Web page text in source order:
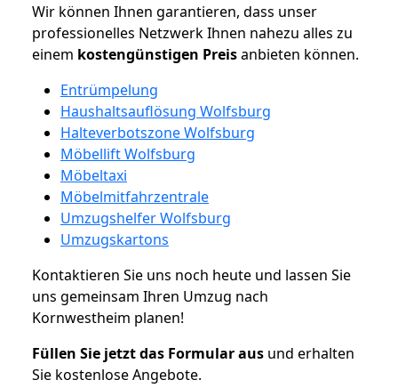
Wir können Ihnen garantieren, dass unser
professionelles Netzwerk Ihnen nahezu alles zu
einem kostengünstigen Preisanbieten können.
Entrümpelung
Haushaltsauflösung Wolfsburg
Halteverbotszone Wolfsburg
Möbellift Wolfsburg
Möbeltaxi
Möbelmitfahrzentrale
Umzugshelfer Wolfsburg
Umzugskartons
Kontaktieren Sie uns noch heute und lassen Sie
uns gemeinsam Ihren Umzug nach
Kornwestheim planen!
Füllen Sie jetzt das Formular aus und erhalten
Sie kostenlose Angebote.